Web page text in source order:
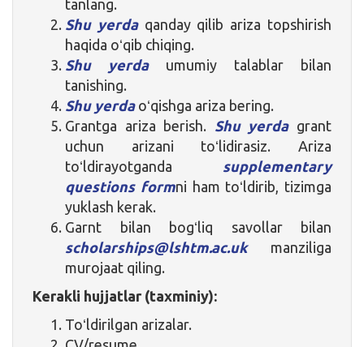
tanlang.
Shu yerdaqanday qilib ariza topshirish
haqida oʻqib chiqing.
Shu yerdaumumiy talablar bilan
tanishing.
Shu yerdaoʻqishga ariza bering.
Grantga ariza berish. Shu yerda grant
uchun arizani toʻlidirasiz. Ariza
toʻldirayotganda supplementary
questions formni ham toʻldirib, tizimga
yuklash kerak.
Garnt bilan bogʻliq savollar bilan
scholarships@lshtm.ac.ukmanziliga
murojaat qiling.
Kerakli hujjatlar (taxminiy):
Toʻldirilgan arizalar.